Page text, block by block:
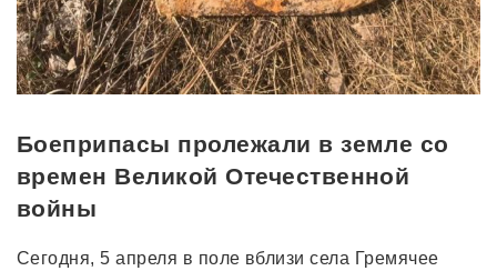
Боеприпасы пролежали в земле со
времен Великой Отечественной
войны
Сегодня, 5 апреля в поле вблизи села Гремячее